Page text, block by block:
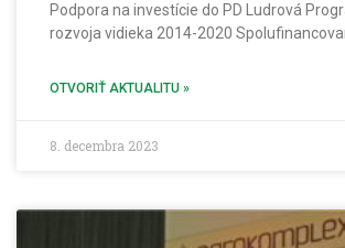
Podpora na investície do PD Ludrová
rozvoja vidieka 2014-2020
OTVORIŤ AKTUALITU »
8. decembra 2023